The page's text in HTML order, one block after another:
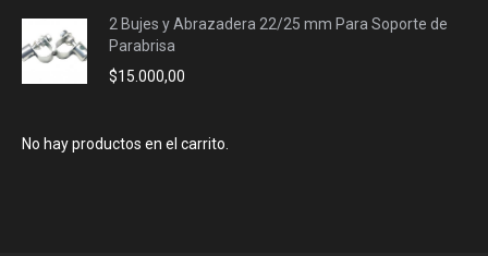
2 Bujes y Abrazadera 22/25 mm Para Soporte de
Parabrisa
$15.000,00
No hay productos en el carrito.